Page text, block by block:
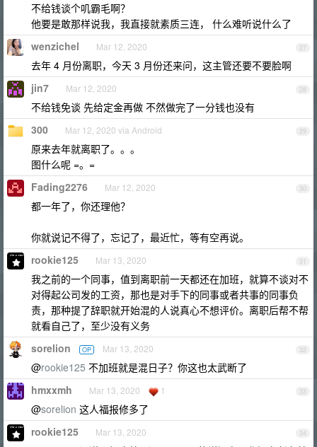
不给钱谈个叽霸毛啊？
他要是敢那样说我，我直接就素质三连， 什么难听说什么了
27
wenzichel Mar 12, 2020
去年 4 月份离职，今天 3 月份还来问，这主管还要不要脸啊
28
jin7 Mar 12, 2020
不给钱免谈 先给定金再做 不然做完了一分钱也没有
29
300 Mar 12, 2020 via Android
原来去年就离职了。。。
图什么呢 =。=
30
Fading2276 Mar 12, 2020
都一年了，你还理他？
你就说记不得了，忘记了，最近忙，等有空再说。
31
rookie125 Mar 13, 2020
我之前的一个同事，值到离职前一天都还在加班，就算不谈对不
对得起公司发的工资，那也是对手下的同事或者共事的同事负
责，那种提了辞职就开始混的人说真心不想评价。离职后帮不帮
就看自己了，至少没有义务
32
sorelion OP Mar 13, 2020
@rookie125 不加班就是混日子？你这也太武断了
33
hmxxmh Mar 13, 2020 1
@sorelion 这人福报修多了
34
rookie125 Mar 13, 2020